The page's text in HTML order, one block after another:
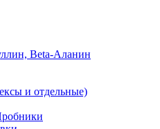
Beta-Аланин
и отдельные)